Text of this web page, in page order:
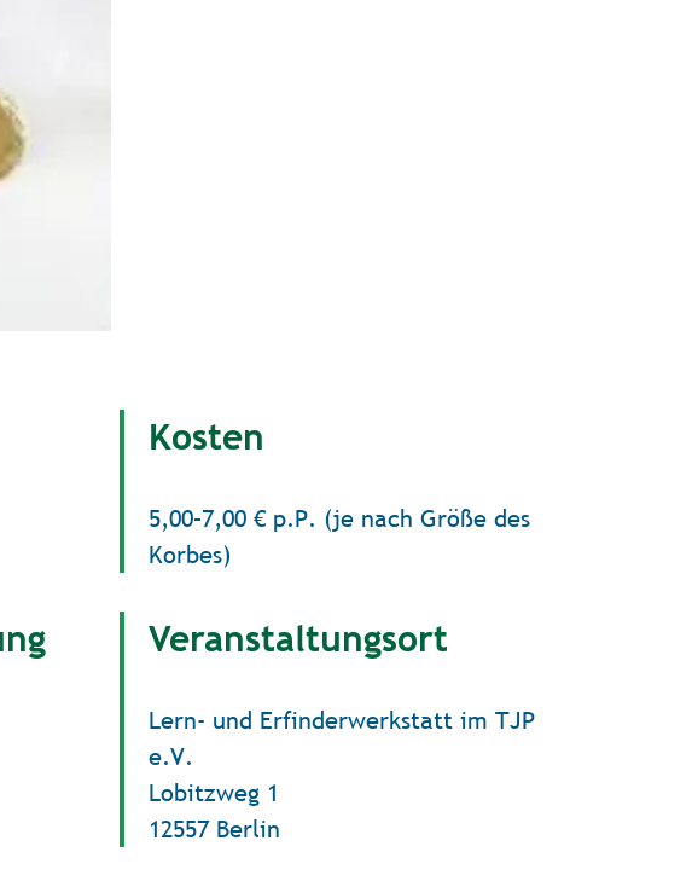
Kosten
5,00–7,00 € p.P. (je nach Größe des
Korbes)
Veranstaltungsort
Lern- und Erfinderwerkstatt im TJP
e.V.
Lobitzweg 1
12557 Berlin